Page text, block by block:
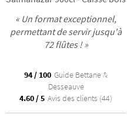
NOS COFFRETS DÉCOUVERTES
« Un format exceptionnel,
permettant de servir jusqu'à
72 flûtes ! »
94 / 100 Guide Bettane &
Desseauve
4.60 / 5 Avis des clients (44)